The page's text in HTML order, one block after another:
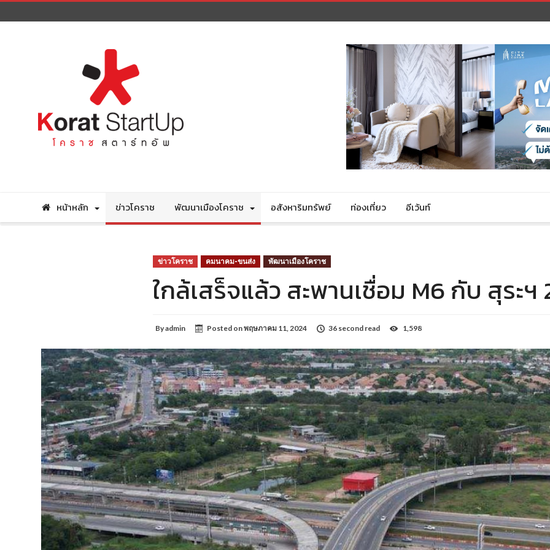
หน้าหลัก ข่าวโคราช พัฒนาเมืองโคราช อสังหาริมทรัพย์ ท่องเที่ยว อีเว้นท์
ข่าวโคราช คมนาคม-ขนส่ง พัฒนาเมืองโคราช
ใกล้เสร็จแล้ว สะพานเชื่อม M6 กับ สุระฯ
Byadmin Posted onพฤษภาคม 11, 2024 36 second read 1,598